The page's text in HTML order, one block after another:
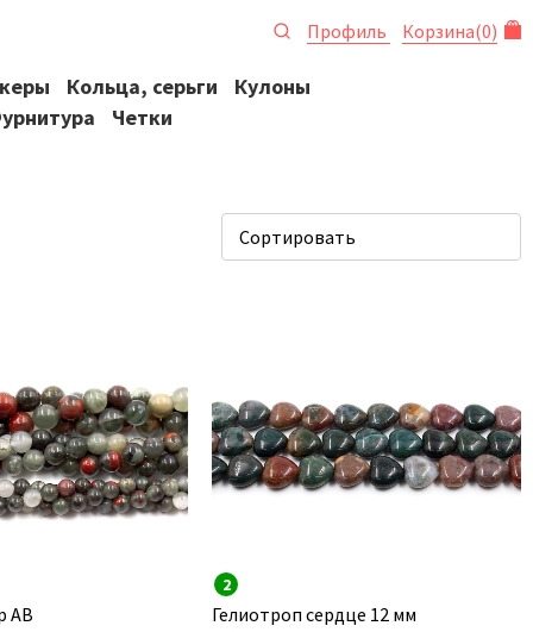
Профиль Корзина(0)
Кольца, серьги
Кулоны
Четки
АВ
2
Гелиотроп сердце 12 мм